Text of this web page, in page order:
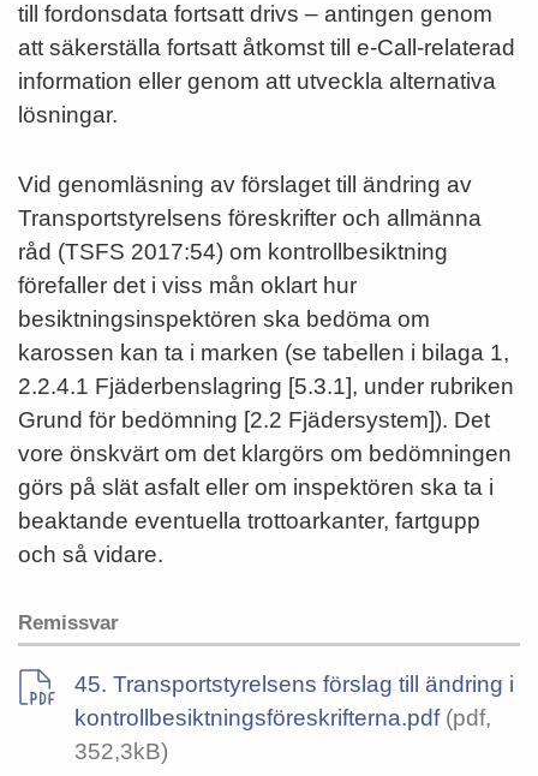
till fordonsdata fortsatt drivs – antingen genom
att säkerställa fortsatt åtkomst till e-Call-relaterad
information eller genom att utveckla alternativa
lösningar.
Vid genomläsning av förslaget till ändring av
Transportstyrelsens föreskrifter och allmänna
råd (TSFS 2017:54) om kontrollbesiktning
förefaller det i viss mån oklart hur
besiktningsinspektören ska bedöma om
karossen kan ta i marken (se tabellen i bilaga 1,
2.2.4.1 Fjäderbenslagring [5.3.1], under rubriken
Grund för bedömning [2.2 Fjädersystem]). Det
vore önskvärt om det klargörs om bedömningen
görs på slät asfalt eller om inspektören ska ta i
beaktande eventuella trottoarkanter, fartgupp
och så vidare.
Remissvar
45. Transportstyrelsens förslag till ändring i
kontrollbesiktningsföreskrifterna.pdf(pdf,
352,3kB)